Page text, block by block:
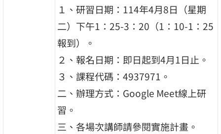
１、研習日期：114年4月8日（星期
二）下午1：25-3：20（1：10-1：25
報到）。
２、報名日期：即日起到4月1日止。
３、課程代碼：4937971。
二、辦理方式：Google Meet線上研
習。
三、各場次講師請參閱實施計畫。